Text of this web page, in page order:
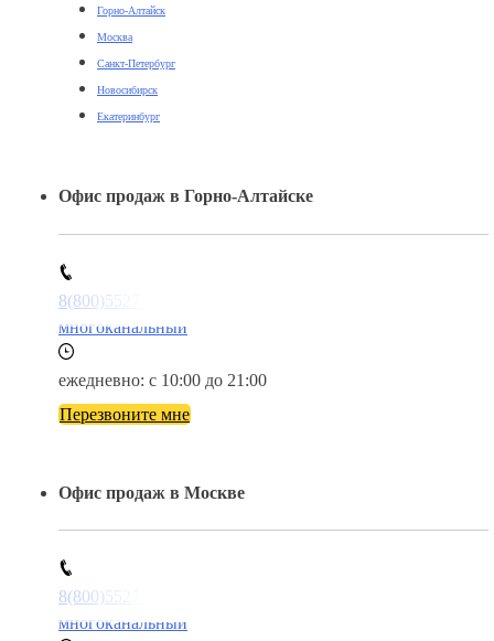
Горно-Алтайск
Москва
Санкт-Петербург
Новосибирск
Екатеринбург
Офис продаж в Горно-Алтайске
8(800)5527584
многоканальный
ежедневно: с 10:00 до 21:00
Перезвоните мне
Офис продаж в Москве
8(800)5527584
многоканальный